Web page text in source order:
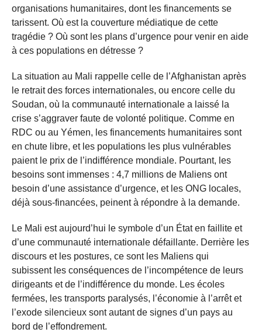
organisations humanitaires, dont les financements se
tarissent. Où est la couverture médiatique de cette
tragédie ? Où sont les plans d’urgence pour venir en aide
à ces populations en détresse ?
La situation au Mali rappelle celle de l’Afghanistan après
le retrait des forces internationales, ou encore celle du
Soudan, où la communauté internationale a laissé la
crise s’aggraver faute de volonté politique. Comme en
RDC ou au Yémen, les financements humanitaires sont
en chute libre, et les populations les plus vulnérables
paient le prix de l’indifférence mondiale. Pourtant, les
besoins sont immenses : 4,7 millions de Maliens ont
besoin d’une assistance d’urgence, et les ONG locales,
déjà sous-financées, peinent à répondre à la demande.
Le Mali est aujourd’hui le symbole d’un État en faillite et
d’une communauté internationale défaillante. Derrière les
discours et les postures, ce sont les Maliens qui
subissent les conséquences de l’incompétence de leurs
dirigeants et de l’indifférence du monde. Les écoles
fermées, les transports paralysés, l’économie à l’arrêt et
l’exode silencieux sont autant de signes d’un pays au
bord de l’effondrement.